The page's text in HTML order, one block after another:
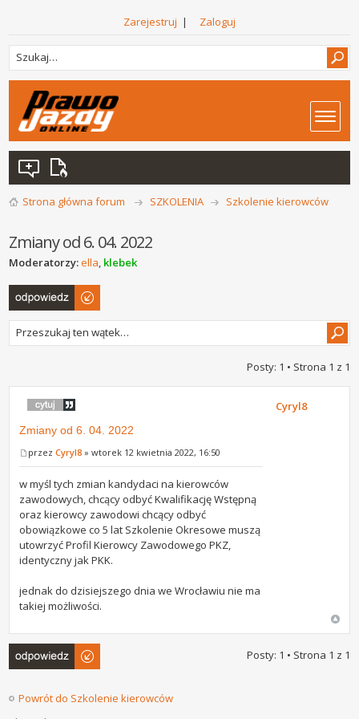
Zarejestruj | Zaloguj
Strona główna forum SZKOLENIA Szkolenie kierowców
Zmiany od 6. 04. 2022
Moderatorzy:ella, klebek
Odpowiedz
Posty: 1 • Strona 1 z 1
Zmiany od 6. 04. 2022
przezCyryl8 » wtorek 12 kwietnia 2022, 16:50
w myśl tych zmian kandydaci na kierowców
zawodowych, chcący odbyć Kwalifikację Wstępną
oraz kierowcy zawodowi chcący odbyć
obowiązkowe co 5 lat Szkolenie Okresowe muszą
utowrzyć Profil Kierowcy Zawodowego PKZ,
identyczny jak PKK.
jednak do dzisiejszego dnia we Wrocławiu nie ma
takiej możliwości.
Cyryl8
Odpowiedz
Posty: 1 • Strona 1 z 1
Powrót do Szkolenie kierowców